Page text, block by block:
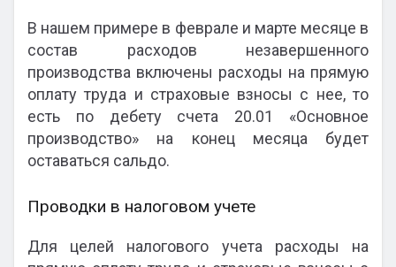
В нашем примере в феврале и марте месяце в
состав расходов незавершенного
производства включены расходы на прямую
оплату труда и страховые взносы с нее, то
есть по дебету счета 20.01 «Основное
производство» на конец месяца будет
оставаться сальдо.
Проводки в налоговом учете
Для целей налогового учета расходы на